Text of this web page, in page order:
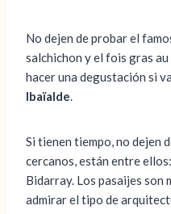
No dejen de probar el
salchichon y el fois gras
hacer una degustación si
Ibaïalde.
Si tienen tiempo, no dejen
cercanos, están entre
Bidarray. Los pasaijes son
admirar el tipo de